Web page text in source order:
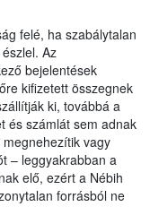
felé, ha szabálytalan
Az
bejelentések
kifizetett összegnek
ki, továbbá a
és számlát sem adnak
vagy
– leggyakrabban a
elő, ezért a Nébih
forrásból ne